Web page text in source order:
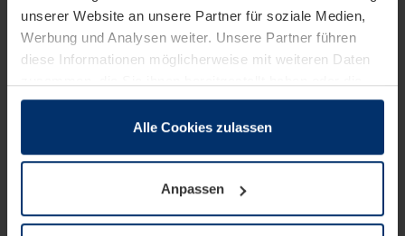
unserer Website an unsere Partner für soziale Medien,
Werbung und Analysen weiter. Unsere Partner führen
diese Informationen möglicherweise mit weiteren Daten
sie im Rahmen Ihrer Nutzung der Dienste gesammelt
wenn diese für den Betrieb dieser Seite unbedingt
notwendig sind. Für alle anderen Cookie-Typen benötigen
wir Ihre Erlaubnis. Ihre Einwilligung können Sie jederzeit
Alle Cookies zulassen
Anpassen